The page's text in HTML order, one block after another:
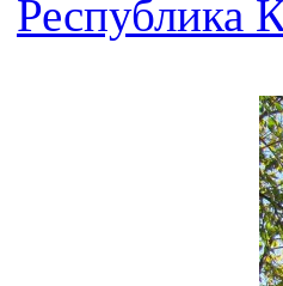
Республика